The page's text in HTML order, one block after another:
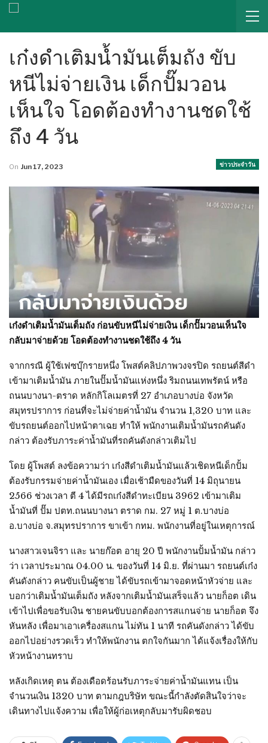
เก๋งดำเติมน้ำมันเต็มถัง ขับ
หนีไม่จ่ายเงิน เด็กปั๊มวอน
เห็นใจ โอดต้องทำงานชดใช้
ถึง 4 วัน
ข่าวประจำวัน
On Jun 17, 2023
เก๋งดำเติมน้ำมันเต็มถัง ก่อนขับหนีไม่จ่ายเงิน เด็กปั๊มวอนเห็นใจ
กลับมาจ่ายด้วย โอดต้องทำงานชดใช้ถึง 4 วัน
จากกรณี ผู้ใช้เฟซบุ๊กรายหนึ่ง โพสต์คลิปภาพวงจรปิด รถยนต์สีดำ
เข้ามาเติมน้ำมัน ภายในปั๊มน้ำมันแห่งหนึ่ง ริมถนนเทพรัตน์ หรือ
ถนนบางนา-ตราด หลักกิโลเมตรที่ 27 อำเภอบางบ่อ จังหวัด
สมุทรปราการ ก่อนที่จะไม่จ่ายค่าน้ำมัน จำนวน 1,320 บาท และ
ขับรถยนต์ออกไปหน้าตาเฉย ทำให้ พนักงานเติมน้ำมันรถคันดัง
กล่าว ต้องรับภาระค่าน้ำมันที่รถคันดังกล่าวเติมไป
โดย ผู้โพสต์ ลงข้อความว่า เก๋งสีดำเติมน้ำมันแล้วเชิดหนีเด็กปั้ม
ต้องรับกรรมจ่ายค่าน้ำมันเอง เมื่อเช้ามืดของวันที่ 14 มิถุนายน
2566 ช่วงเวลา ตี 4 ได้มีรถเก๋งสีดำทะเบียน 3962 เข้ามาเติม
น้ำมันที่ ปั๊ม ปตท.ถนนบางนา ตราด กม. 27 หมู่ 1 ต.บางบ่อ
อ.บางบ่อ จ.สมุทรปราการ ขาเข้า กทม. พนักงานที่อยู่ในเหตุการณ์
นางสาวเจนจิรา และ นายก๊อต อายุ 20 ปี พนักงานปั้มน้ำมัน กล่าว
ว่า เวลาประมาณ 04.00 น. ของวันที่ 14 มิ.ย. ที่ผ่านมา รถยนต์เก๋ง
คันดังกล่าว คนขับเป็นผู้ชาย ได้ขับรถเข้ามาจอดหน้าหัวจ่าย และ
บอกว่าเติมน้ำมันเต็มถัง หลังจากเติมน้ำมันเสร็จแล้ว นายก็อต เดิน
เข้าไปเพื่อขอรับเงิน ชายคนขับบอกต้องการสแกนจ่าย นายก็อต จึง
หันหลัง เพื่อมาเอาเครื่องสแกน ไม่ทัน 1 นาที รถคันดังกล่าว ได้ขับ
ออกไปอย่างรวดเร็ว ทำให้พนักงาน ตกใจกันมาก ได้แจ้งเรื่องให้กับ
หัวหน้างานทราบ
หลังเกิดเหตุ ตน ต้องเดือดร้อนรับภาระจ่ายค่าน้ำมันแทน เป็น
จำนวนเงิน 1320 บาท ตามกฎบริษัท ขณะนี้กำลังตัดสินใจว่าจะ
เดินทางไปแจ้งความ เพื่อให้ผู้ก่อเหตุกลับมารับผิดชอบ